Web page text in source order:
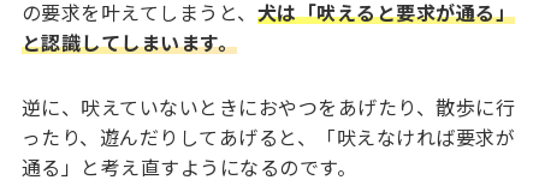
の要求を叶えてしまうと、 犬は「吠えると要求が通る」
と認識してしまいます。
逆に、吠えていないときにおやつをあげたり、散歩に行
ったり、遊んだりしてあげると、「吠えなければ要求が
通る」と考え直すようになるのです。